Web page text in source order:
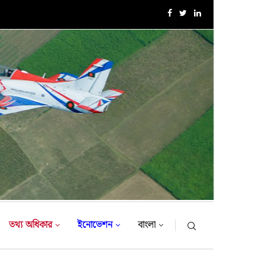
এক্সারসাইজ টাইগার লাইটনিং-২০২৬ এর উদ্বোধনী অনুষ্ঠান
তথ্য অধিকার ইনোভেশন বাংলা